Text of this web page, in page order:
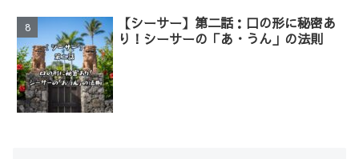
【シーサー】第二話：口の形に秘密あ
り！シーサーの「あ・うん」の法則